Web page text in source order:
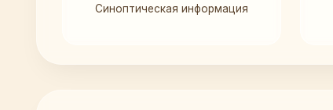
Синоптическая информация